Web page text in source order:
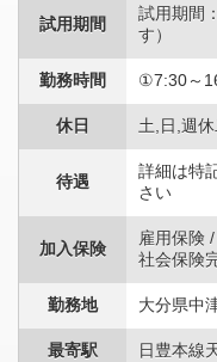
試用期間
試用期間
す）
勤務時間 ①7:30～
休日 土,日,週
待遇
詳細は特
さい
加入保険
雇用保険
社会保険
勤務地 大分県中
最寄駅 日豊本線